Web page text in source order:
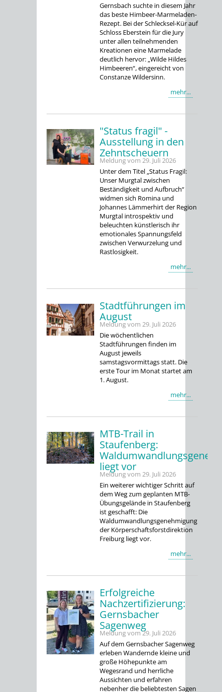
Gernsbach suchte in diesem Jahr
das beste Himbeer-Marmeladen-
Rezept. Bei der Schlecksel-Kür auf
Schloss Eberstein für die Jury
unter allen teilnehmenden
Kreationen eine Marmelade
deutlich hervor: „Wilde Hildes
Himbeeren“, eingereicht von
Constanze Wildersinn.
mehr...
"Status fragil" -
Ausstellung in den
Zehntscheuern
Meldung vom 29. Juli 2026
Unter dem Titel „Status Fragil:
Unser Murgtal zwischen
Beständigkeit und Aufbruch“
widmen sich Romina und
Johannes Lämmerhirt der Region
Murgtal introspektiv und
beleuchten künstlerisch ihr
emotionales Spannungsfeld
zwischen Verwurzelung und
Rastlosigkeit.
mehr...
Stadtführungen im
August
Meldung vom 29. Juli 2026
Die wöchentlichen
Stadtführungen finden im
August jeweils
samstagsvormittags statt. Die
erste Tour im Monat startet am
1. August.
mehr...
MTB-Trail in
Staufenberg:
liegt vor
Meldung vom 29. Juli 2026
Ein weiterer wichtiger Schritt auf
dem Weg zum geplanten MTB-
Übungsgelände in Staufenberg
ist geschafft: Die
Waldumwandlungsgenehmigung
der Körperschaftsforstdirektion
Freiburg liegt vor.
mehr...
Erfolgreiche
Nachzertifizierung:
Gernsbacher
Sagenweg
Meldung vom 29. Juli 2026
Auf dem Gernsbacher Sagenweg
erleben Wandernde kleine und
große Höhepunkte am
Wegesrand und herrliche
Aussichten und erfahren
nebenher die beliebtesten Sagen